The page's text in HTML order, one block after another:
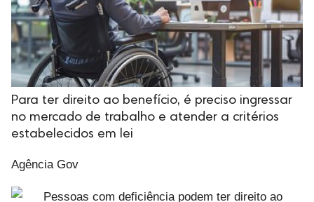
Para ter direito ao benefício, é preciso ingressar
no mercado de trabalho e atender a critérios
estabelecidos em lei
Agência Gov